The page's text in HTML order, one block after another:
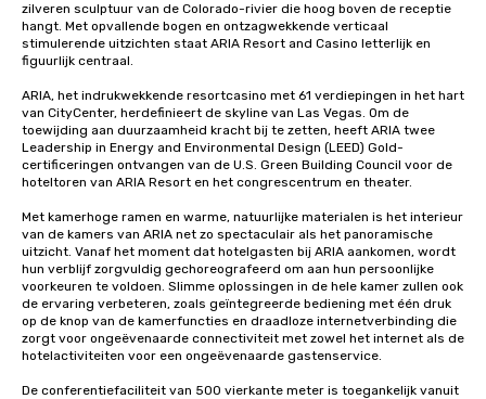
zilveren sculptuur van de Colorado-rivier die hoog boven de receptie
hangt. Met opvallende bogen en ontzagwekkende verticaal
stimulerende uitzichten staat ARIA Resort and Casino letterlijk en
figuurlijk centraal.
ARIA, het indrukwekkende resortcasino met 61 verdiepingen in het hart
van CityCenter, herdefinieert de skyline van Las Vegas. Om de
toewijding aan duurzaamheid kracht bij te zetten, heeft ARIA twee
Leadership in Energy and Environmental Design (LEED) Gold-
certificeringen ontvangen van de U.S. Green Building Council voor de
hoteltoren van ARIA Resort en het congrescentrum en theater.
Met kamerhoge ramen en warme, natuurlijke materialen is het interieur
van de kamers van ARIA net zo spectaculair als het panoramische
uitzicht. Vanaf het moment dat hotelgasten bij ARIA aankomen, wordt
hun verblijf zorgvuldig gechoreografeerd om aan hun persoonlijke
voorkeuren te voldoen. Slimme oplossingen in de hele kamer zullen ook
de ervaring verbeteren, zoals geïntegreerde bediening met één druk
op de knop van de kamerfuncties en draadloze internetverbinding die
zorgt voor ongeëvenaarde connectiviteit met zowel het internet als de
hotelactiviteiten voor een ongeëvenaarde gastenservice.
De conferentiefaciliteit van 500 vierkante meter is toegankelijk vanuit